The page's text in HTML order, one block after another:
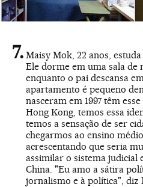
Maisy Mok, 22 anos,
Ele dorme em uma sala de
enquanto o pai descansa
apartamento é pequeno
nasceram em 1997 têm
Hong Kong, temos essa
temos a sensação de ser
chegarmos ao ensino
acrescentando que seria
assimilar o sistema judicial
China. "Eu amo a sátira
jornalismo e à política", diz